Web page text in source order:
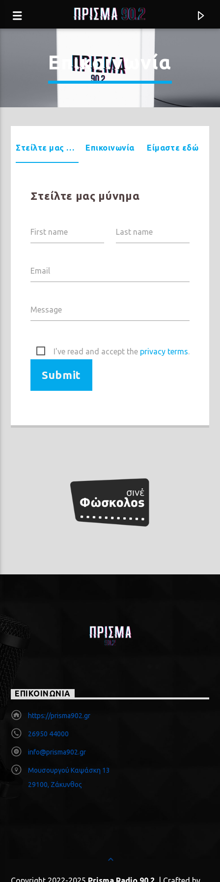
ΒΓΕΣ ΑΠΟ ΤΑ ΔΙΚΑ ΣΟΥ ΟΡΙΑ
Επικοινωνία
Στείλτε μας μύνημα Επικοινωνία Είμαστε εδώ
Στείλτε μας μύνημα
First name Last name
Email
Message
I've read and accept the privacy terms.
Submit
ΕΠΙΚΟΙΝΩΝΙΑ
https://prisma902.gr
26950 44000
info@prisma902.gr
Μουσουργού Καψάσκη 13
29100, Ζάκυνθος